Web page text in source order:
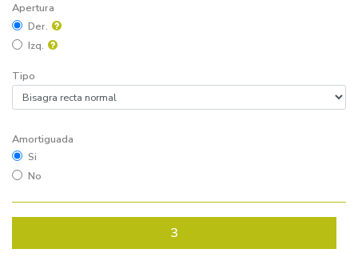
Apertura
Der.
Izq.
Tipo
Amortiguada
Si
No
3